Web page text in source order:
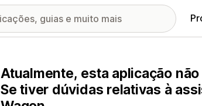
Atualmente, esta aplicação
Se tiver dúvidas relativas à